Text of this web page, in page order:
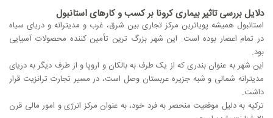
دلایل بررسی تاثیر بیماری کرونا بر کسب و کارهای استانبول
استانبول همیشه پویاترین مرکز تجاری بین شرق، غرب و مدیترانه و دریای سیاه
در تمام اعصار بوده است. این شهر بزرگ ترین تأمین کننده محصولات آسیایی
بود.
این شهر به عنوان بندری که از یک طرف به بالکان و اروپا و از طرف دیگر به دریای
مدیترانه شمالی و شبه جزیره عربستان وصل است، در مسیر تجارت ترانزیت قرار
داشت.
ترکیه به دلیل موقعیت منحصر به فرد خود، به عنوان مرکز انرژی و امور مالی قرن